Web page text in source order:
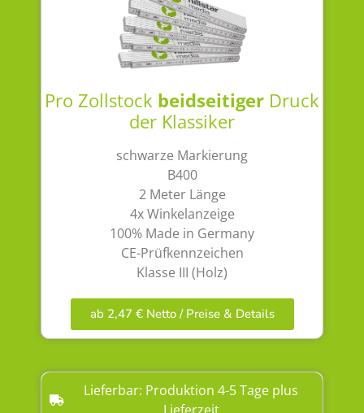
Pro Zollstock beidseitiger Druck
der Klassiker
schwarze Markierung
B400
2 Meter Länge
4x Winkelanzeige
100% Made in Germany
CE-Prüfkennzeichen
Klasse III (Holz)
ab 2,47 € Netto / Preise & Details
Lieferbar: Produktion 4-5 Tage plus